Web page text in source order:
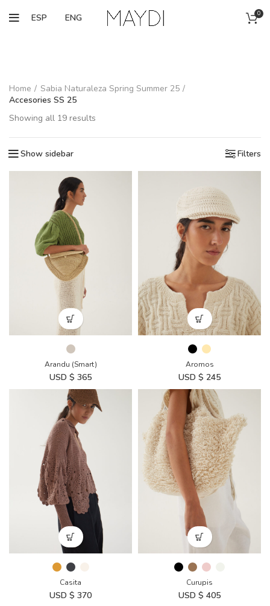
ESP ENG 0
Home
Sabia Naturaleza Spring Summer 25
Accesories SS 25
Showing all 19 results
Show sidebar Filters
Arandu (Smart)
USD $ 365
Aromos
USD $ 245
Casita
USD $ 370
Curupis
USD $ 405